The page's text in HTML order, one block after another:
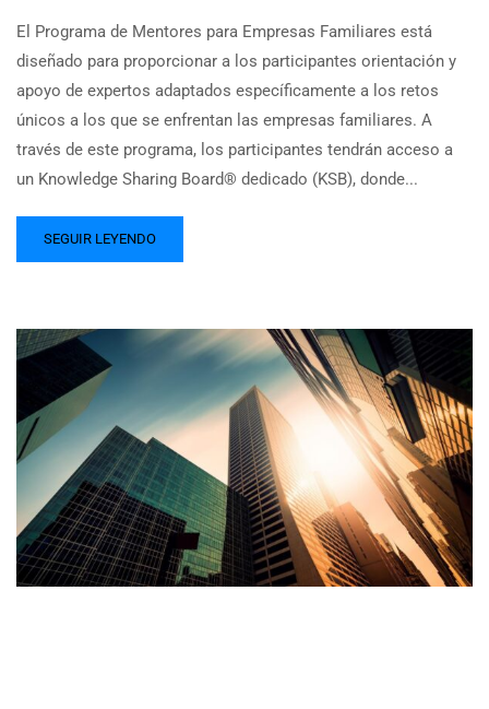
El Programa de Mentores para Empresas Familiares está
diseñado para proporcionar a los participantes orientación y
apoyo de expertos adaptados específicamente a los retos
únicos a los que se enfrentan las empresas familiares. A
través de este programa, los participantes tendrán acceso a
un Knowledge Sharing Board® dedicado (KSB), donde...
SEGUIR LEYENDO